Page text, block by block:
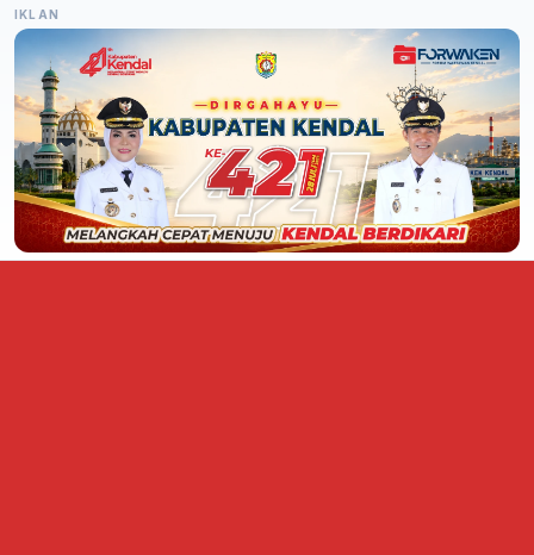
IKLAN